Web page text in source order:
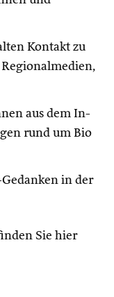
Kontakt zu
aus dem In-
rund um Bio
in der
Sie hier